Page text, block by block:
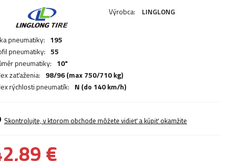
Výrobca: LINGLONG
pneumatiky: 195
pneumatiky: 55
pneumatiky: 10"
zaťaženia: 98/96 (max 750/710 kg)
rýchlosti pneumatík: N (do 140 km/h)
Skontrolujte, v ktorom obchode môžete vidieť a kúpiť okamžite
€